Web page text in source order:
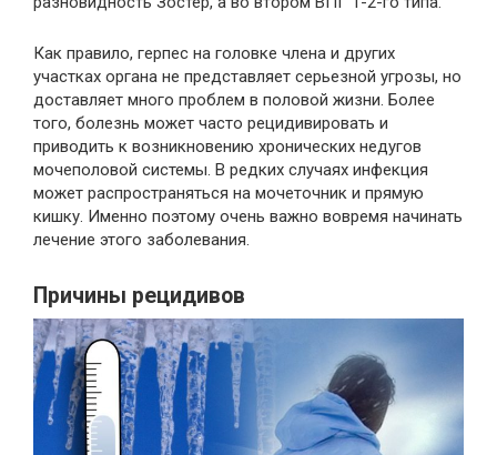
Как правило, герпес на головке члена и других
участках органа не представляет серьезной угрозы, но
доставляет много проблем в половой жизни. Более
того, болезнь может часто рецидивировать и
приводить к возникновению хронических недугов
мочеполовой системы. В редких случаях инфекция
может распространяться на мочеточник и прямую
кишку. Именно поэтому очень важно вовремя начинать
лечение этого заболевания.
Причины рецидивов